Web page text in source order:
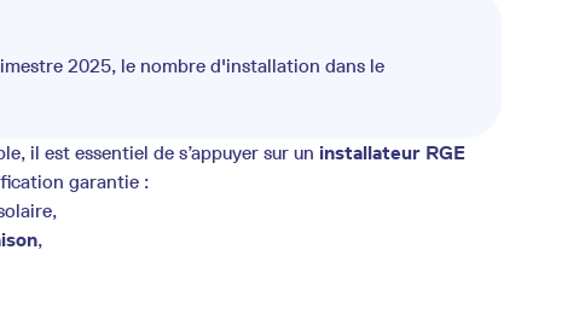
2025, le nombre d'installation dans le
il est essentiel de s’appuyer sur un installateur RGE
garantie :
,